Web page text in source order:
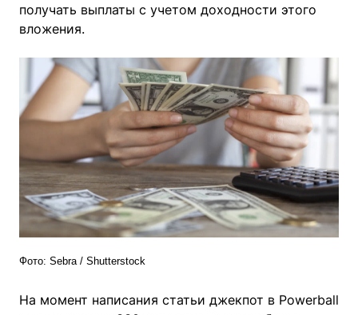
получать выплаты с учетом доходности этого
вложения.
Фото: Sebra / Shutterstock
На момент написания статьи джекпот в Powerball